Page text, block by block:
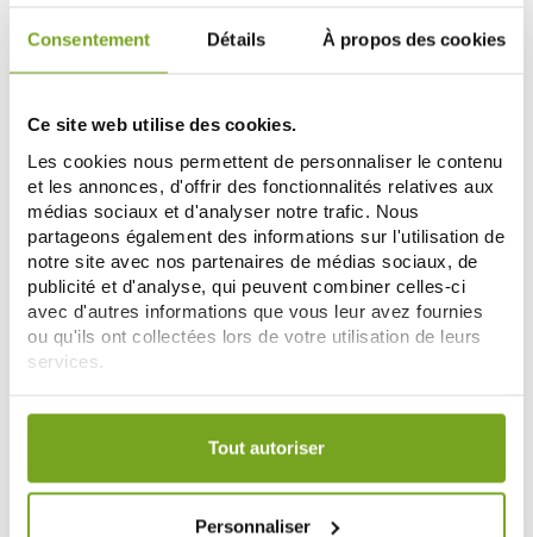
Consentement Détails À propos des cookies
Ce site web utilise des cookies.
Les cookies nous permettent de personnaliser le contenu
et les annonces, d'offrir des fonctionnalités relatives aux
médias sociaux et d'analyser notre trafic. Nous
partageons également des informations sur l'utilisation de
notre site avec nos partenaires de médias sociaux, de
publicité et d'analyse, qui peuvent combiner celles-ci
avec d'autres informations que vous leur avez fournies
ou qu'ils ont collectées lors de votre utilisation de leurs
services.
Votre choix de consentement est conservé pendant une
Tout autoriser
Personnaliser
PHYT'S
PHYT'S FLUIDE SOLAIRE KIDS
SPF50 BIO 100ML
GAMARDE
GAMARDE CREME APRES SOLEIL
-17%